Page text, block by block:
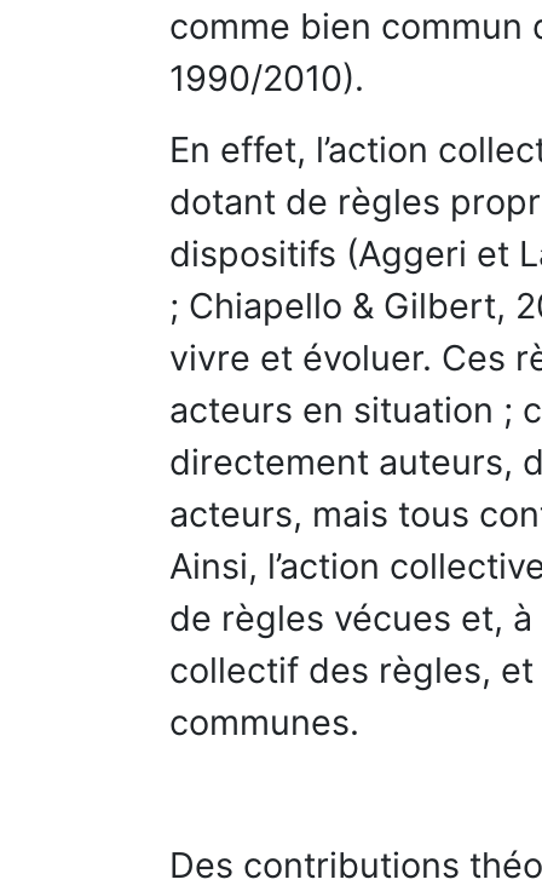
comme bien commun
1990/2010).
En effet, l’action
dotant de règles
dispositifs (Aggeri et
; Chiapello & Gilbert,
vivre et évoluer. Ces
acteurs en situation ;
directement auteurs,
acteurs, mais tous
Ainsi, l’action
de règles vécues et,
collectif des règles, et
communes.
Des contributions